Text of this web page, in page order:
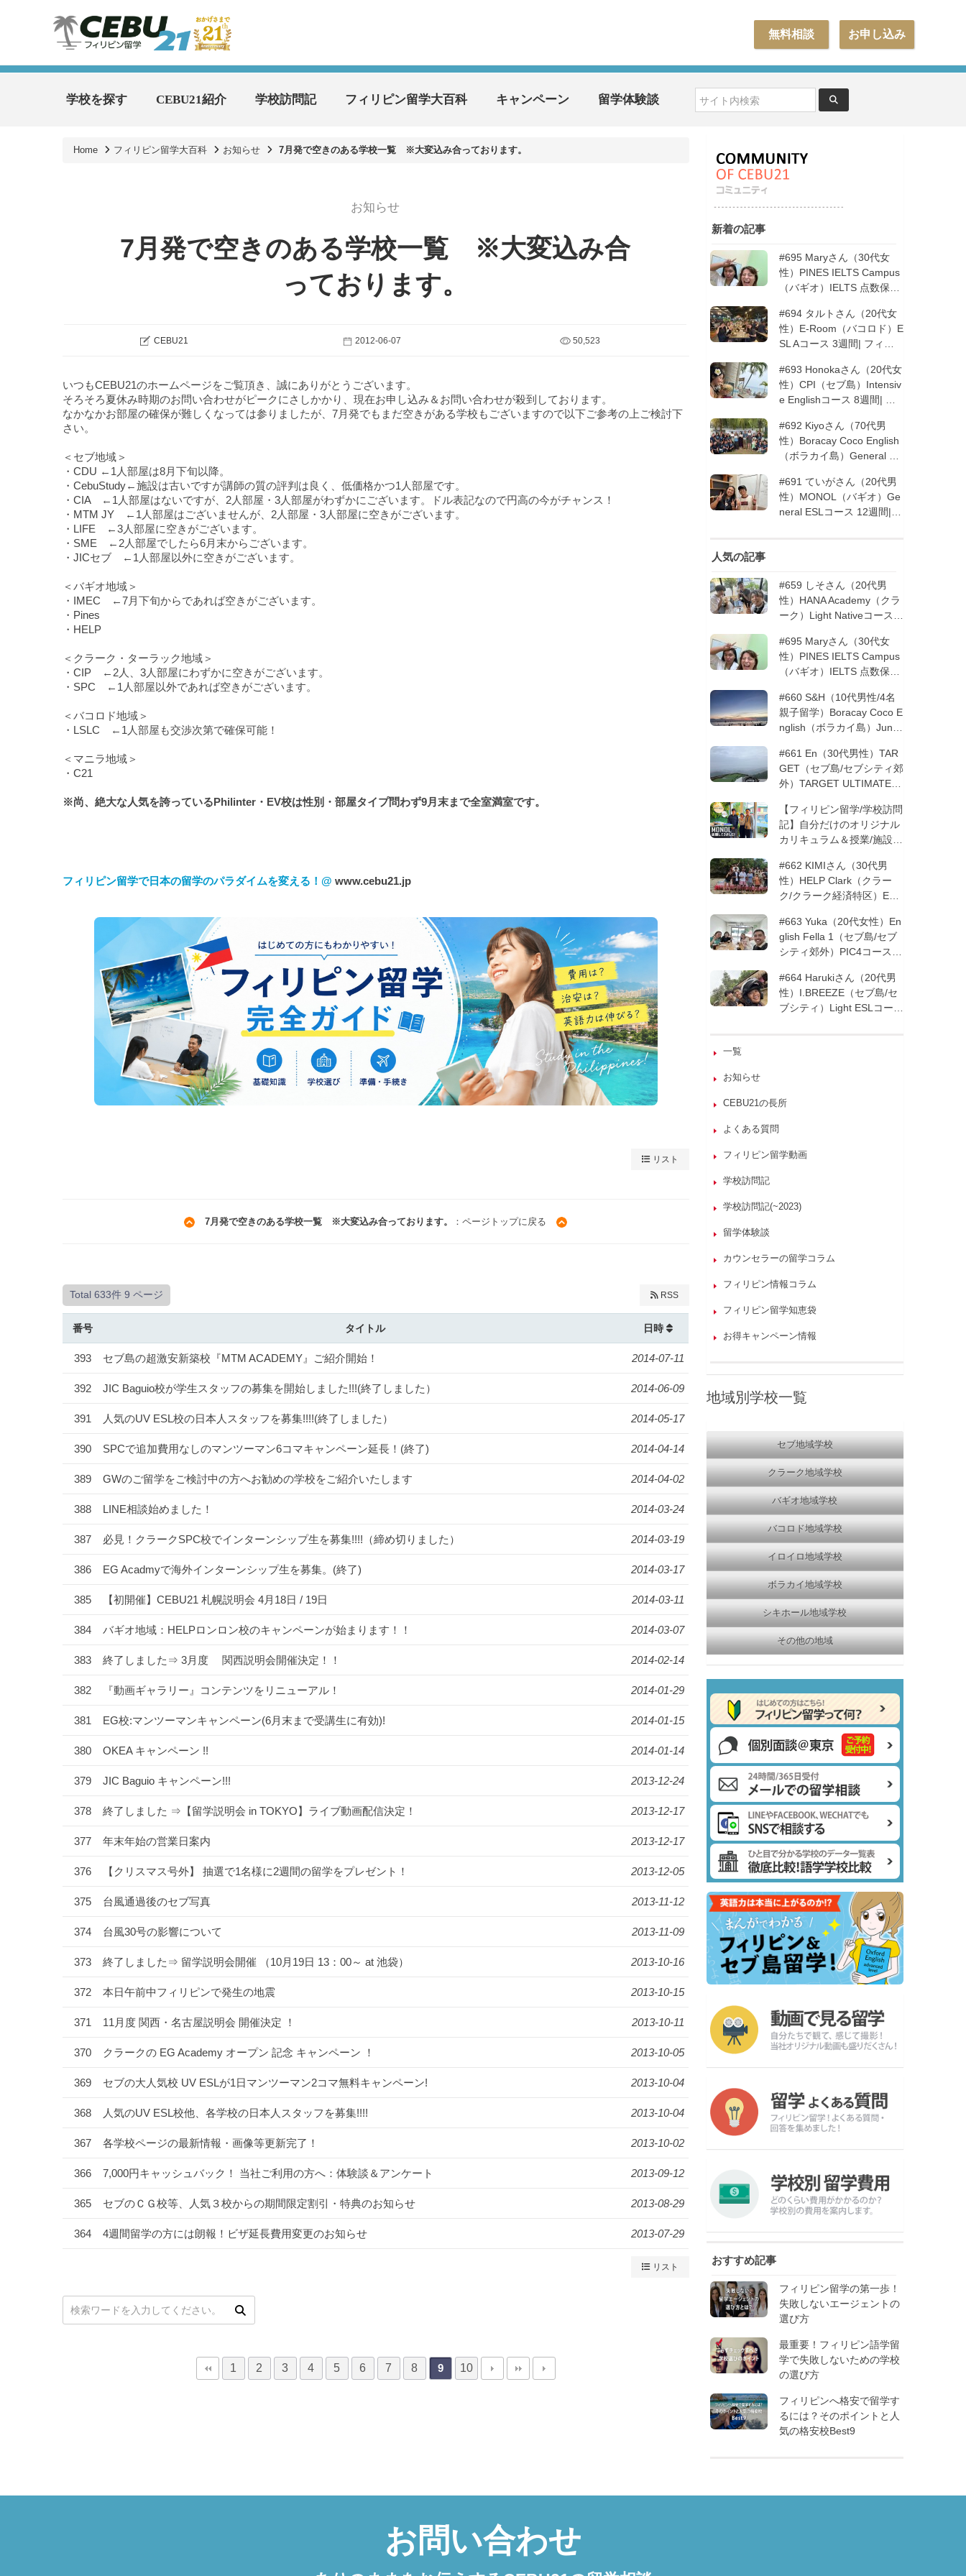
お申し込み
無料相談
学校を探す CEBU21紹介 学校訪問記 フィリピン留学大百科 キャンペーン 留学体験談
Home フィリピン留学大百科 お知らせ 7月発で空きのある学校一覧 ※大変込み合っております。
お知らせ
7月発で空きのある学校一覧 ※大変込み合
っております。
CEBU21 2012-06-07 50,523
いつもCEBU21のホームページをご覧頂き、誠にありがとうございます。
そろそろ夏休み時期のお問い合わせがピークにさしかかり、現在お申し込み＆お問い合わせが殺到しております。
なかなかお部屋の確保が難しくなっては参りましたが、7月発でもまだ空きがある学校もございますので以下ご参考の上ご検討下
さい。
＜セブ地域＞
・ CDU ←1人部屋は8月下旬以降。
・ CebuStudy←施設は古いですが講師の質の評判は良く、低価格かつ1人部屋です。
・ CIA←1人部屋はないですが、2人部屋・3人部屋がわずかにございます。ドル表記なので円高の今がチャンス！
・ MTM JY ←1人部屋はございませんが、2人部屋・3人部屋に空きがございます。
・ LIFE ←3人部屋に空きがございます。
・ SME ←2人部屋でしたら6月末からございます。
・ JICセブ ←1人部屋以外に空きがございます。
＜バギオ地域＞
・ IMEC ←7月下旬からであれば空きがございます。
・ Pines
・ HELP
＜クラーク・ターラック地域＞
・ CIP ←2人、3人部屋にわずかに空きがございます。
・ SPC ←1人部屋以外であれば空きがございます。
＜バコロド地域＞
・ LSLC ←1人部屋も交渉次第で確保可能！
＜マニラ地域＞
・ C21
※尚、絶大な人気を誇っているPhilinter・EV校は性別・部屋タイプ問わず9月末まで全室満室です。
フィリピン留学で日本の留学のパラダイムを変える！@ www.cebu21.jp
リスト
7月発で空きのある学校一覧 ※大変込み合っております。 ：ページトップに戻る
Total 633件 9 ページ RSS
番号 タイトル 日時
393 セブ島の超激安新築校『MTM ACADEMY』ご紹介開始！ 2014-07-11
392 JIC Baguio校が学生スタッフの募集を開始しました!!!(終了しました） 2014-06-09
391 人気のUV ESL校の日本人スタッフを募集!!!!(終了しました） 2014-05-17
390 SPCで追加費用なしのマンツーマン6コマキャンペーン延長！(終了) 2014-04-14
389 GWのご留学をご検討中の方へお勧めの学校をご紹介いたします 2014-04-02
388 LINE相談始めました！ 2014-03-24
387 必見！クラークSPC校でインターンシップ生を募集!!!!（締め切りました） 2014-03-19
386 EG Acadmyで海外インターンシップ生を募集。(終了) 2014-03-17
385 【初開催】CEBU21 札幌説明会 4月18日 / 19日 2014-03-11
384 バギオ地域：HELPロンロン校のキャンペーンが始まります！！ 2014-03-07
383 終了しました⇒ 3月度 関西説明会開催決定！！ 2014-02-14
382 『動画ギャラリー』コンテンツをリニューアル！ 2014-01-29
381 EG校:マンツーマンキャンペーン(6月末まで受講生に有効)! 2014-01-15
380 OKEA キャンペーン !! 2014-01-14
379 JIC Baguio キャンペーン!!! 2013-12-24
378 終了しました ⇒【留学説明会 in TOKYO】ライブ動画配信決定！ 2013-12-17
377 年末年始の営業日案内 2013-12-17
376 【クリスマス号外】 抽選で1名様に2週間の留学をプレゼント！ 2013-12-05
375 台風通過後のセブ写真 2013-11-12
374 台風30号の影響について 2013-11-09
373 終了しました⇒ 留学説明会開催 （10月19日 13：00～ at 池袋） 2013-10-16
372 本日午前中フィリピンで発生の地震 2013-10-15
371 11月度 関西・名古屋説明会 開催決定 ！ 2013-10-11
370 クラークの EG Academy オープン 記念 キャンペーン ！ 2013-10-05
369 セブの大人気校 UV ESLが1日マンツーマン2コマ無料キャンペーン! 2013-10-04
368 人気のUV ESL校他、各学校の日本人スタッフを募集!!!! 2013-10-04
367 各学校ページの最新情報・画像等更新完了！ 2013-10-02
366 7,000円キャッシュバック！ 当社ご利用の方へ：体験談＆アンケート 2013-09-12
365 セブのＣＧ校等、人気３校からの期間限定割引・特典のお知らせ 2013-08-29
364 4週間留学の方には朗報！ビザ延長費用変更のお知らせ 2013-07-29
リスト
1 2 3 4 5 6 7 8 9 10
次の検索
新着の記事
#695 Maryさん（30代女
性）PINES IELTS Campus
（バギオ）IELTS 点数保証
#694 タルトさん（20代女
性）E-Room（バコロド）E
SL Aコース 3週間| フィリ
#693 Honokaさん（20代女
性）CPI（セブ島）Intensiv
e Englishコース 8週間| フ
#692 Kiyoさん（70代男
性）Boracay Coco English
（ボラカイ島）General En
ピン留学5回目リピータ
ー）| フィリピン留学
#691 ていがさん（20代男
性）MONOL（バギオ）Ge
neral ESLコース 12週間|
人気の記事
#659 しそさん（20代男
性）HANA Academy（クラ
ーク）Light Nativeコース 4
#695 Maryさん（30代女
性）PINES IELTS Campus
（バギオ）IELTS 点数保証
#660 S&H（10代男性/4名
親子留学）Boracay Coco E
nglish（ボラカイ島）Junio
ン留学
#661 En（30代男性）TAR
GET（セブ島/セブシティ郊
外）TARGET ULTIMATE 8
留学
【フィリピン留学/学校訪問
記】自分だけのオリジナル
カリキュラム＆授業/施設の
─MONOLを徹底取材！
#662 KIMIさん（30代男
性）HELP Clark（クラー
ク/クラーク経済特区）ESL
オの他校に転校 | フィリピ
ン留学
#663 Yuka（20代女性）En
glish Fella 1（セブ島/セブ
シティ郊外）PIC4コース 8
#664 Harukiさん（20代男
性）I.BREEZE（セブ島/セ
ブシティ）Light ESLコース
一覧
お知らせ
CEBU21の長所
よくある質問
フィリピン留学動画
学校訪問記
学校訪問記(~2023)
留学体験談
カウンセラーの留学コラム
フィリピン情報コラム
フィリピン留学知恵袋
お得キャンペーン情報
地域別学校一覧
セブ地域学校
クラーク地域学校
バギオ地域学校
バコロド地域学校
イロイロ地域学校
ボラカイ地域学校
シキホール地域学校
その他の地域
おすすめ記事
フィリピン留学の第一歩！
失敗しないエージェントの
選び方
最重要！フィリピン語学留
学で失敗しないための学校
の選び方
フィリピンへ格安で留学す
るには？そのポイントと人
気の格安校Best9
お問い合わせ